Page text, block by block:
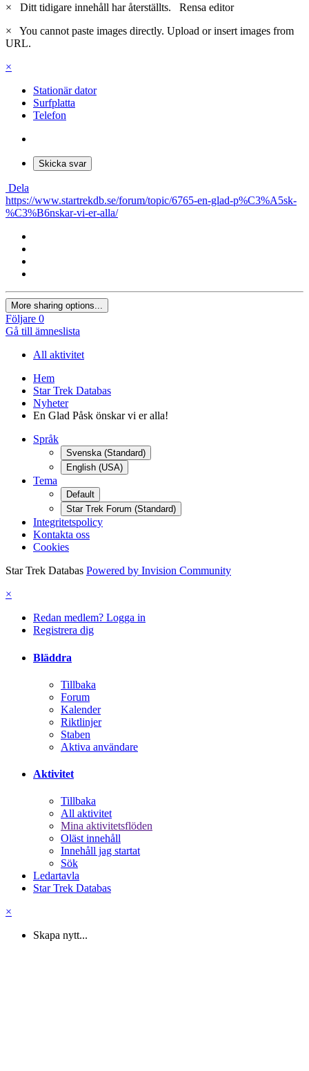
×
Ditt tidigare innehåll har återställts. Rensa editor
×
You cannot paste images directly. Upload or insert images from
URL.
×
Stationär dator
Surfplatta
Telefon
Skicka svar
Dela
https://www.startrekdb.se/forum/topic/6765-en-glad-p%C3%A5sk-
%C3%B6nskar-vi-er-alla/
More sharing options...
Följare 0
Gå till ämneslista
All aktivitet
Hem
Star Trek Databas
Nyheter
En Glad Påsk önskar vi er alla!
Språk
Svenska (Standard)
English (USA)
Tema
Default
Star Trek Forum (Standard)
Integritetspolicy
Kontakta oss
Cookies
Star Trek Databas Powered by Invision Community
×
Redan medlem? Logga in
Registrera dig
Bläddra
Tillbaka
Forum
Kalender
Riktlinjer
Staben
Aktiva användare
Aktivitet
Tillbaka
All aktivitet
Mina aktivitetsflöden
Oläst innehåll
Innehåll jag startat
Sök
Ledartavla
Star Trek Databas
×
Skapa nytt...